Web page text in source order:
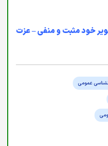
خود مثبت و منفی – عزت
عمومی